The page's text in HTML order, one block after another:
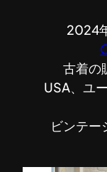
2024
古着の
USA、ユ
ビンテー